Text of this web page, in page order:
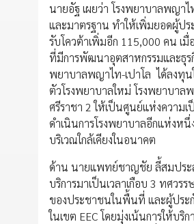
นายอัฐ เผยว่า โรงพยาบาลพญา
และมาตรฐาน ทำให้เพิ่มยอดผู้ป
รับโควต้าเพิ่มอีก 115,000 คน เมื่
ที่มีการพัฒนาอุตสาหกรรมและธุร
พยาบาลพญาไท-เปาโล ได้ลงทุน
ตัวโรงพยาบาลใหม่ โรงพยาบา
ศรีราชา 2 ให้เป็นศูนย์แห่งความ
ดำเนินการโรงพยาบาลอีกแห่ง
บริเวณใกล้เคียงในอนาคต
ด้าน นายแพทย์ชาญชัย ลี้สมประส
บริการมาเป็นเวลาเกือบ 3 ทศว
ของประชาชนในพื้นที่ และผู้ประ
ในเขต EEC โดยมุ่งเน้นการให้